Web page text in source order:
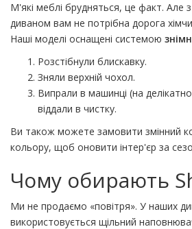
М'які меблі брудняться, це факт. Але
диваном вам не потрібна дорога
Наші моделі оснащені системою
Розстібнули блискавку.
Зняли верхній чохол.
Випрали в машинці (на
віддали в чистку.
Ви також можете замовити змінний
кольору, щоб оновити інтер'єр за
Чому обирають
Ми не продаємо «повітря». У наших
використовується щільний